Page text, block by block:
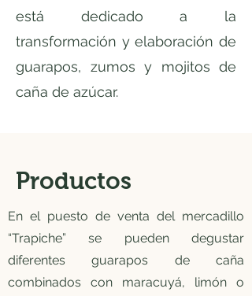
está dedicado a la
transformación y elaboración de
guarapos, zumos y mojitos de
caña de azúcar.
Productos
En el puesto de venta del mercadillo
“Trapiche” se pueden degustar
diferentes guarapos de caña
combinados con maracuyá, limón o